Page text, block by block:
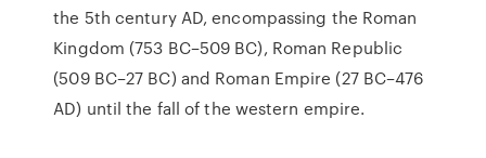
the 5th century AD, encompassing the Roman
Kingdom (753 BC–509 BC), Roman Republic
(509 BC–27 BC) and Roman Empire (27 BC–476
AD) until the fall of the western empire.